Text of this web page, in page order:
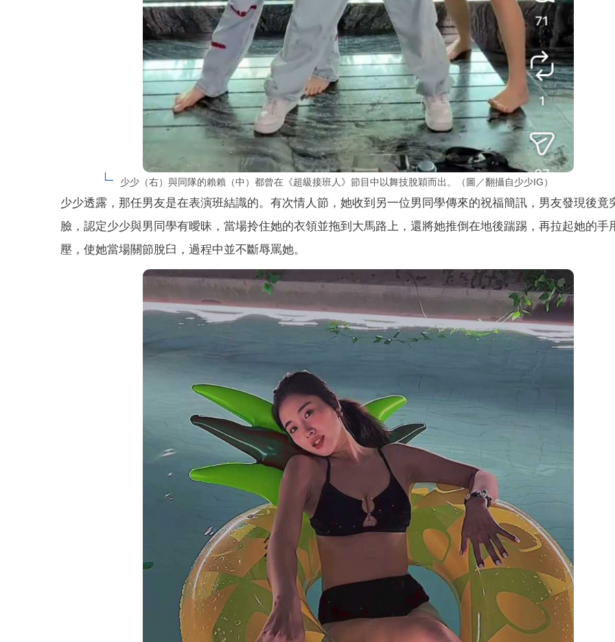
少少（右）與同隊的賴賴（中）都曾在《超級接班人》節目中以舞技脫穎而出。（圖／翻攝自少少IG）
少少透露，那任男友是在表演班結識的。有次情人節，她收到另一位男同學傳來的祝福簡訊，男友發現後竟
臉，認定少少與男同學有曖昧，當場拎住她的衣領並拖到大馬路上，還將她推倒在地後踹踢，再拉起她的手
壓，使她當場關節脫臼，過程中並不斷辱罵她。